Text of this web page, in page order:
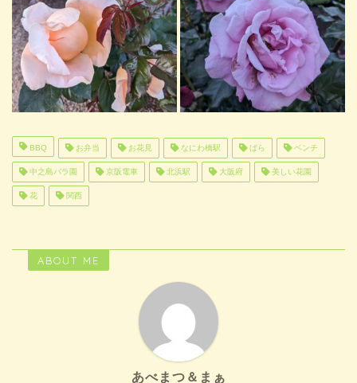
BBQ お弁当 お花見 なにわ橋駅 ばら ベンチ
中之島バラ園 京阪電車 北浜駅 大阪府 美しい花園
花 関西
ABOUT ME
あべまつ＆まぁ